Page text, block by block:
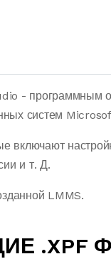
- программным
систем
включают
и т. Д.
LMMS.
.XPF